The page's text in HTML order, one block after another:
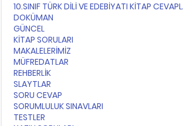
10.SINIF TÜRK DİLİ VE EDEBİYATI KİTAP
DOKÜMAN
GÜNCEL
KİTAP SORULARI
MAKALELERİMİZ
MÜFREDATLAR
REHBERLİK
SLAYTLAR
SORU CEVAP
SORUMLULUK SINAVLARI
TESTLER